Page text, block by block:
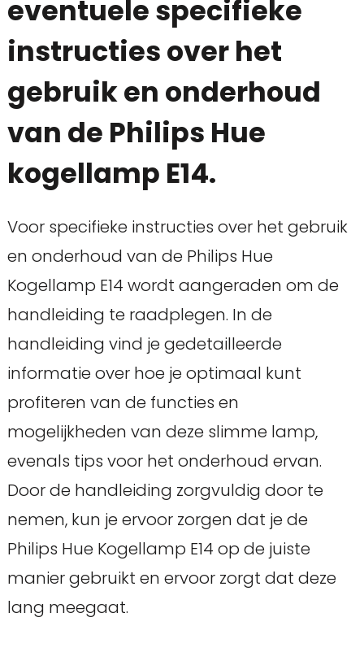
eventuele specifieke
instructies over het
gebruik en onderhoud
van de Philips Hue
kogellamp E14.
Voor specifieke instructies over het gebruik
en onderhoud van de Philips Hue
Kogellamp E14 wordt aangeraden om de
handleiding te raadplegen. In de
handleiding vind je gedetailleerde
informatie over hoe je optimaal kunt
profiteren van de functies en
mogelijkheden van deze slimme lamp,
evenals tips voor het onderhoud ervan.
Door de handleiding zorgvuldig door te
nemen, kun je ervoor zorgen dat je de
Philips Hue Kogellamp E14 op de juiste
manier gebruikt en ervoor zorgt dat deze
lang meegaat.